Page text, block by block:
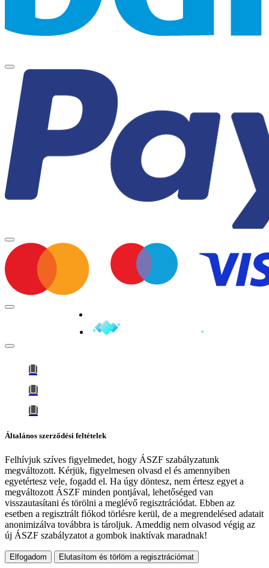
Általános szerződési feltételek
Felhívjuk szíves figyelmedet, hogy ÁSZF szabályzatunk
megváltozott. Kérjük, figyelmesen olvasd el és amennyiben
egyetértesz vele, fogadd el. Ha úgy döntesz, nem értesz egyet a
megváltozott ÁSZF minden pontjával, lehetőséged van
visszautasítani és törölni a meglévő regisztrációdat. Ebben az
esetben a regisztrált fiókod törlésre kerül, de a megrendelésed adatait
anonimizálva továbbra is tároljuk. Ameddig nem olvasod végig az
új ÁSZF szabályzatot a gombok inaktívak maradnak!
Elfogadom Elutasítom és törlöm a regisztrációmat